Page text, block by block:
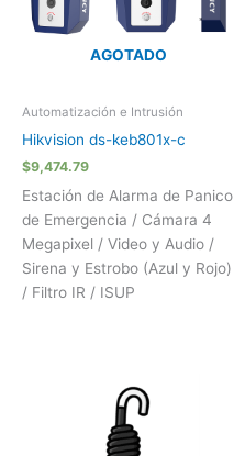
AGOTADO
Automatización e Intrusión
Hikvision ds-keb801x-c
$9,474.79
Estación de Alarma de Panico
de Emergencia / Cámara 4
Megapixel / Video y Audio /
Sirena y Estrobo (Azul y Rojo)
/ Filtro IR / ISUP